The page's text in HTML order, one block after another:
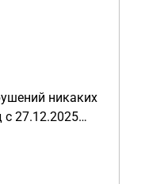
никаких
27.12.2025
мне